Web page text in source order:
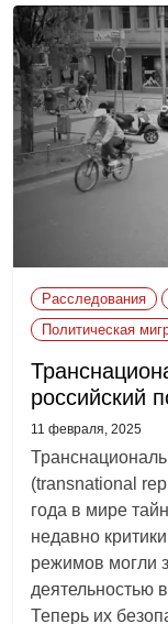
Расследования
Политическая
российский
11 февраля, 2025
(transnational
года в мире
недавно
режимов могли
деятельностью
Теперь их